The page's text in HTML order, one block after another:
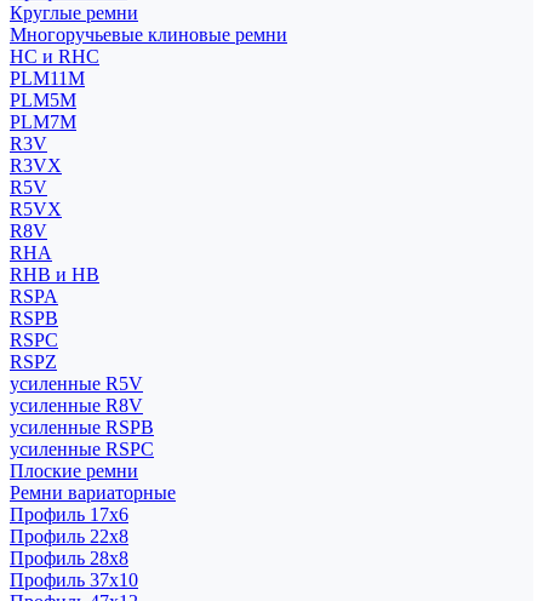
Круглые ремни
Многоручьевые клиновые ремни
HC и RHC
PLM11M
PLM5M
PLM7M
R3V
R3VX
R5V
R5VX
R8V
RHA
RHB и HB
RSPA
RSPB
RSPC
RSPZ
усиленные R5V
усиленные R8V
усиленные RSPB
усиленные RSPC
Плоские ремни
Ремни вариаторные
Профиль 17x6
Профиль 22x8
Профиль 28x8
Профиль 37x10